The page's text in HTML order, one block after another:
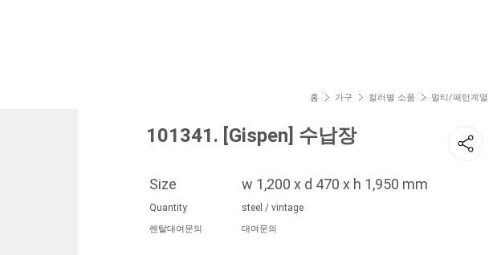
홈 가구 컬러별 소품 멀티/패턴계열
101341. [Gispen] 수납장
Size w 1,200 x d 470 x h 1,950 mm
Quantity steel / vintage
렌탈대여문의 대여문의